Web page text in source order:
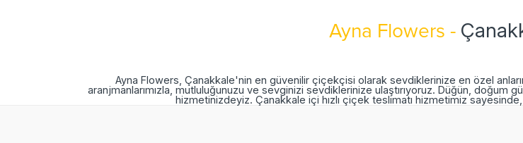
Ayna Flowers -
Ayna Flowers, Çanakkale'nin en güvenilir çiçekçisi olarak sevdiklerinize en özel
aranjmanlarımızla, mutluluğunuzu ve sevginizi sevdiklerinize ulaştırıyoruz. Düğün,
hizmetinizdeyiz. Çanakkale içi hızlı çiçek teslimatı hizmetimiz